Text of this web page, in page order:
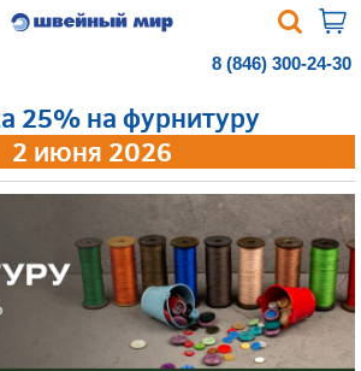
8 (846) 300-24-30
25% на фурнитуру
2 июня 2026